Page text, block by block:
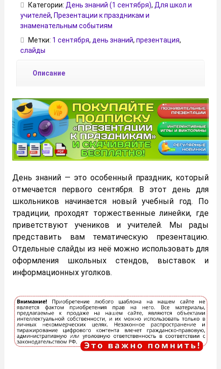
Категории: День знаний (1 сентября), Для школ и
учителей, Презентации к праздникам и
знаменательным событиям
Метки: 1 сентября, день знаний, презентация,
слайды
Описание
День знаний — это особенный праздник, который
отмечается первого сентября. В этот день для
школьников начинается новый учебный год. По
традиции, проходят торжественные линейки, где
приветствуют учеников и учителей. Мы рады
представить вам тематическую презентацию.
Отдельные слайды из неё можно использовать для
оформления школьных стендов, выставок и
информационных уголков.